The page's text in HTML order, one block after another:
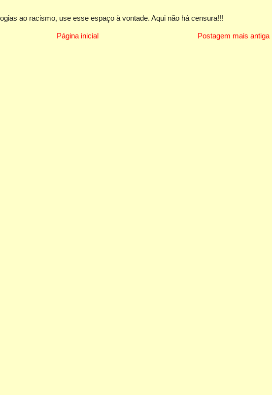
ao racismo, use esse espaço à vontade. Aqui não há censura!!!
Postagem mais antiga
Página inicial